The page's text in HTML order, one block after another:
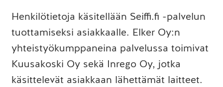
Henkilötietoja käsitellään Seiffi.fi -palvelun
tuottamiseksi asiakkaalle. Elker Oy:n
yhteistyökumppaneina palvelussa toimivat
Kuusakoski Oy sekä Inrego Oy, jotka
käsittelevät asiakkaan lähettämät laitteet.